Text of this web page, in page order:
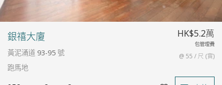
銀禧大廈
黃泥涌道 93-95 號
跑馬地
HK$5.2萬
包管理費
@ 55 / 尺 (實)